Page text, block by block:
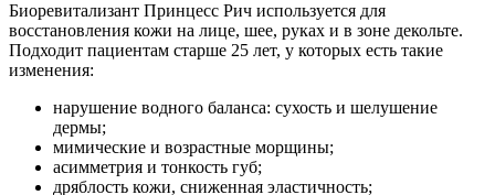
Биоревитализант Принцесс Рич используется для
восстановления кожи на лице, шее, руках и в зоне декольте.
Подходит пациентам старше 25 лет, у которых есть такие
изменения:
нарушение водного баланса: сухость и шелушение
дермы;
мимические и возрастные морщины;
асимметрия и тонкость губ;
дряблость кожи, сниженная эластичность;